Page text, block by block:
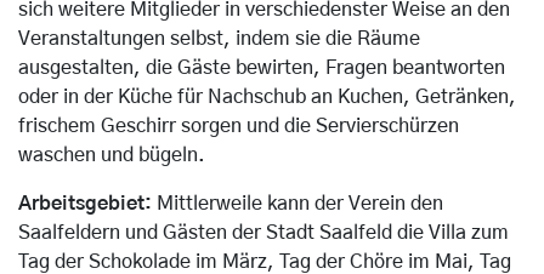
sich weitere Mitglieder in verschiedenster Weise an den
Veranstaltungen selbst, indem sie die Räume
ausgestalten, die Gäste bewirten, Fragen beantworten
oder in der Küche für Nachschub an Kuchen, Getränken,
frischem Geschirr sorgen und die Servierschürzen
waschen und bügeln.
Arbeitsgebiet: Mittlerweile kann der Verein den
Saalfeldern und Gästen der Stadt Saalfeld die Villa zum
Tag der Schokolade im März, Tag der Chöre im Mai, Tag